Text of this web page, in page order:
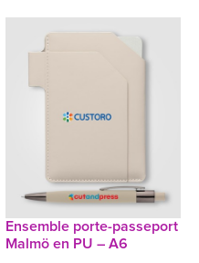
Ensemble porte-passeport
Malmö en PU – A6